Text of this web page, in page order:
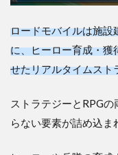
ロードモバイルは施設
に、ヒーロー育成・獲
せたリアルタイムスト
ストラテジーとRPG
らない要素が詰め込ま